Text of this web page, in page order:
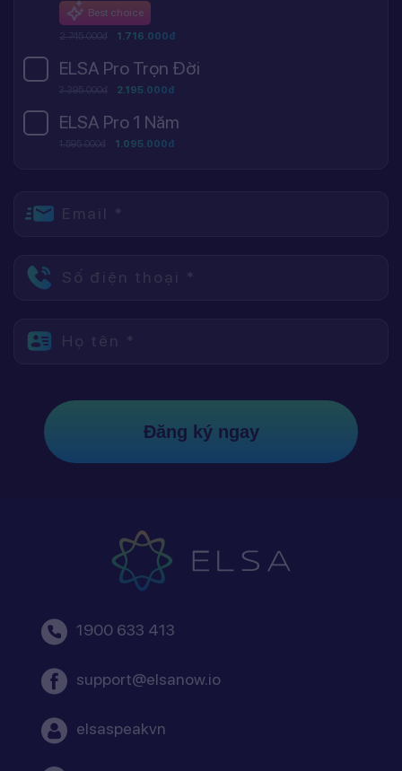
Best choice
2.745.000đ 1.716.000đ
ELSA Pro Trọn Đời
3.395.000đ 2.195.000đ
ELSA Pro 1 Năm
1.595.000đ 1.095.000đ
Email *
Số điện thoại *
Họ tên *
Đăng ký ngay
1900 633 413
support@elsanow.io
elsaspeakvn